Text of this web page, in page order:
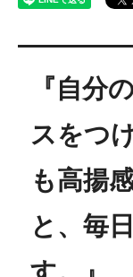
『自分
スをつ
も高揚
と、毎